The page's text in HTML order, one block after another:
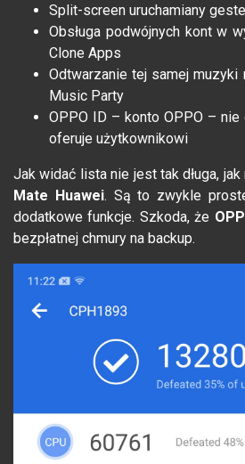
Split-screen uruchamiany
Obsługa podwójnych kont w
Clone Apps
Odtwarzanie tej samej muzyki
Music Party
OPPO ID – konto OPPO –
oferuje użytkownikowi
Jak widać lista nie jest tak długa, jak
Mate Huawei. Są to zwykle
dodatkowe funkcje. Szkoda, że
bezpłatnej chmury na backup.